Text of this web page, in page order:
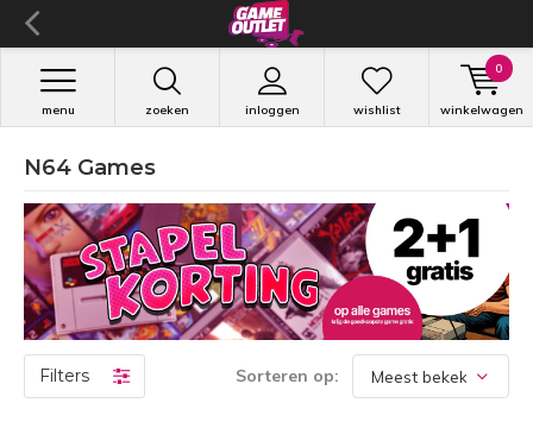
zoeken inloggen
menu wishlist winkelwagen
0
N64 Games
Filters Sorteren op: